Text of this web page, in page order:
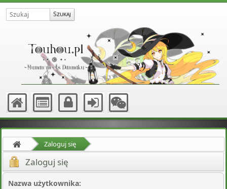
Zaloguj się
Zaloguj się
Nazwa użytkownika: